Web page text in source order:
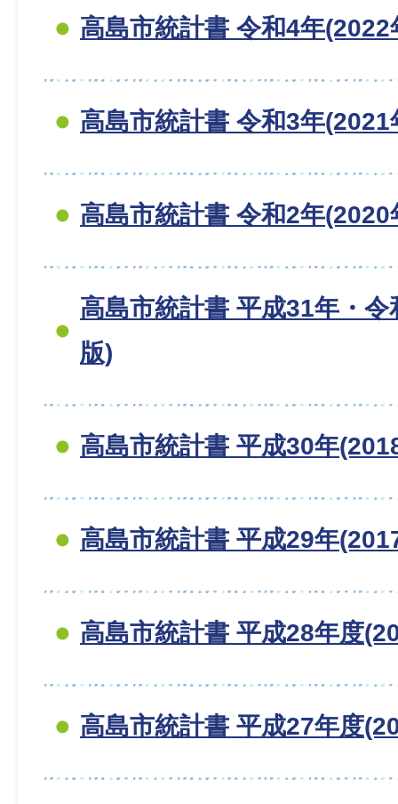
高島市統計書 令和4年(2022
高島市統計書 令和3年(2021
高島市統計書 令和2年(2020
高島市統計書 平成31年・
版)
高島市統計書 平成30年
高島市統計書 平成29年
高島市統計書 平成28年度
高島市統計書 平成27年度